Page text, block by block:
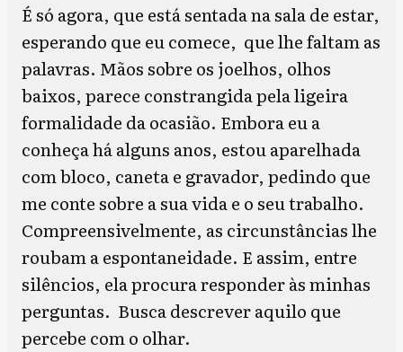
É só agora, que está sentada na sala de estar,
esperando que eu comece, que lhe faltam as
palavras. Mãos sobre os joelhos, olhos
baixos, parece constrangida pela ligeira
formalidade da ocasião. Embora eu a
conheça há alguns anos, estou aparelhada
com bloco, caneta e gravador, pedindo que
me conte sobre a sua vida e o seu trabalho.
Compreensivelmente, as circunstâncias lhe
roubam a espontaneidade. E assim, entre
silêncios, ela procura responder às minhas
perguntas. Busca descrever aquilo que
percebe com o olhar.